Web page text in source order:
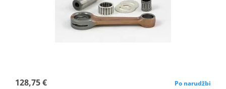
128,75 € Po narudžbi